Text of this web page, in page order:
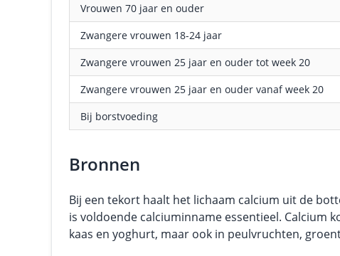
Vrouwen 70 jaar en ouder
Zwangere vrouwen 18-24 jaar
Zwangere vrouwen 25 jaar en ouder tot week 20
Zwangere vrouwen 25 jaar en ouder vanaf week 20
Bij borstvoeding
Bronnen
Bij een tekort haalt het lichaam calcium uit de
is voldoende calciuminname essentieel. Calcium
kaas en yoghurt, maar ook in peulvruchten,